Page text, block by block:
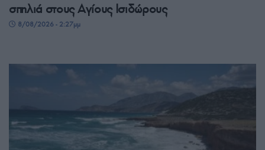
σπηλιά στους Αγίους Ισιδώρους
8/08/2026 - 2:27μμ